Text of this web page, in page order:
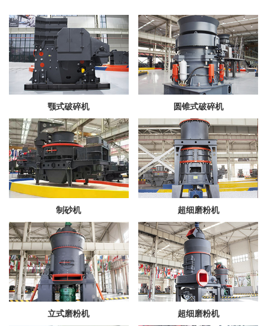
颚式破碎机 圆锥式破碎机
制砂机 超细磨粉机
立式磨粉机 超细磨粉机